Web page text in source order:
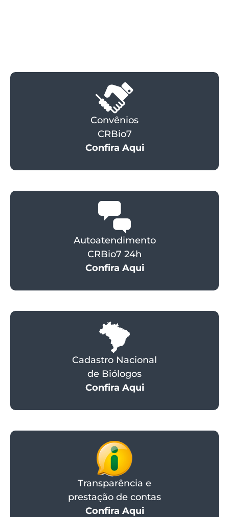
Convênios
CRBio7
Confira Aqui
Autoatendimento
CRBio7 24h
Confira Aqui
Cadastro Nacional
de Biólogos
Confira Aqui
Transparência e
prestação de contas
Confira Aqui